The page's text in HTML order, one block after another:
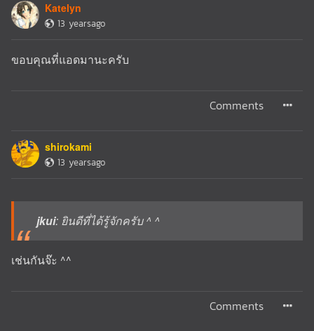
Katelyn
13 yearsago
ขอบคุณที่แอดมานะครับ
Comments
shirokami
13 yearsago
jkui: ยินดีที่ได้รู้จักครับ ^ ^
เช่นกันจ๊ะ ^^
Comments